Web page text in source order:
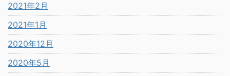
2021年2月
2021年1月
2020年12月
2020年5月